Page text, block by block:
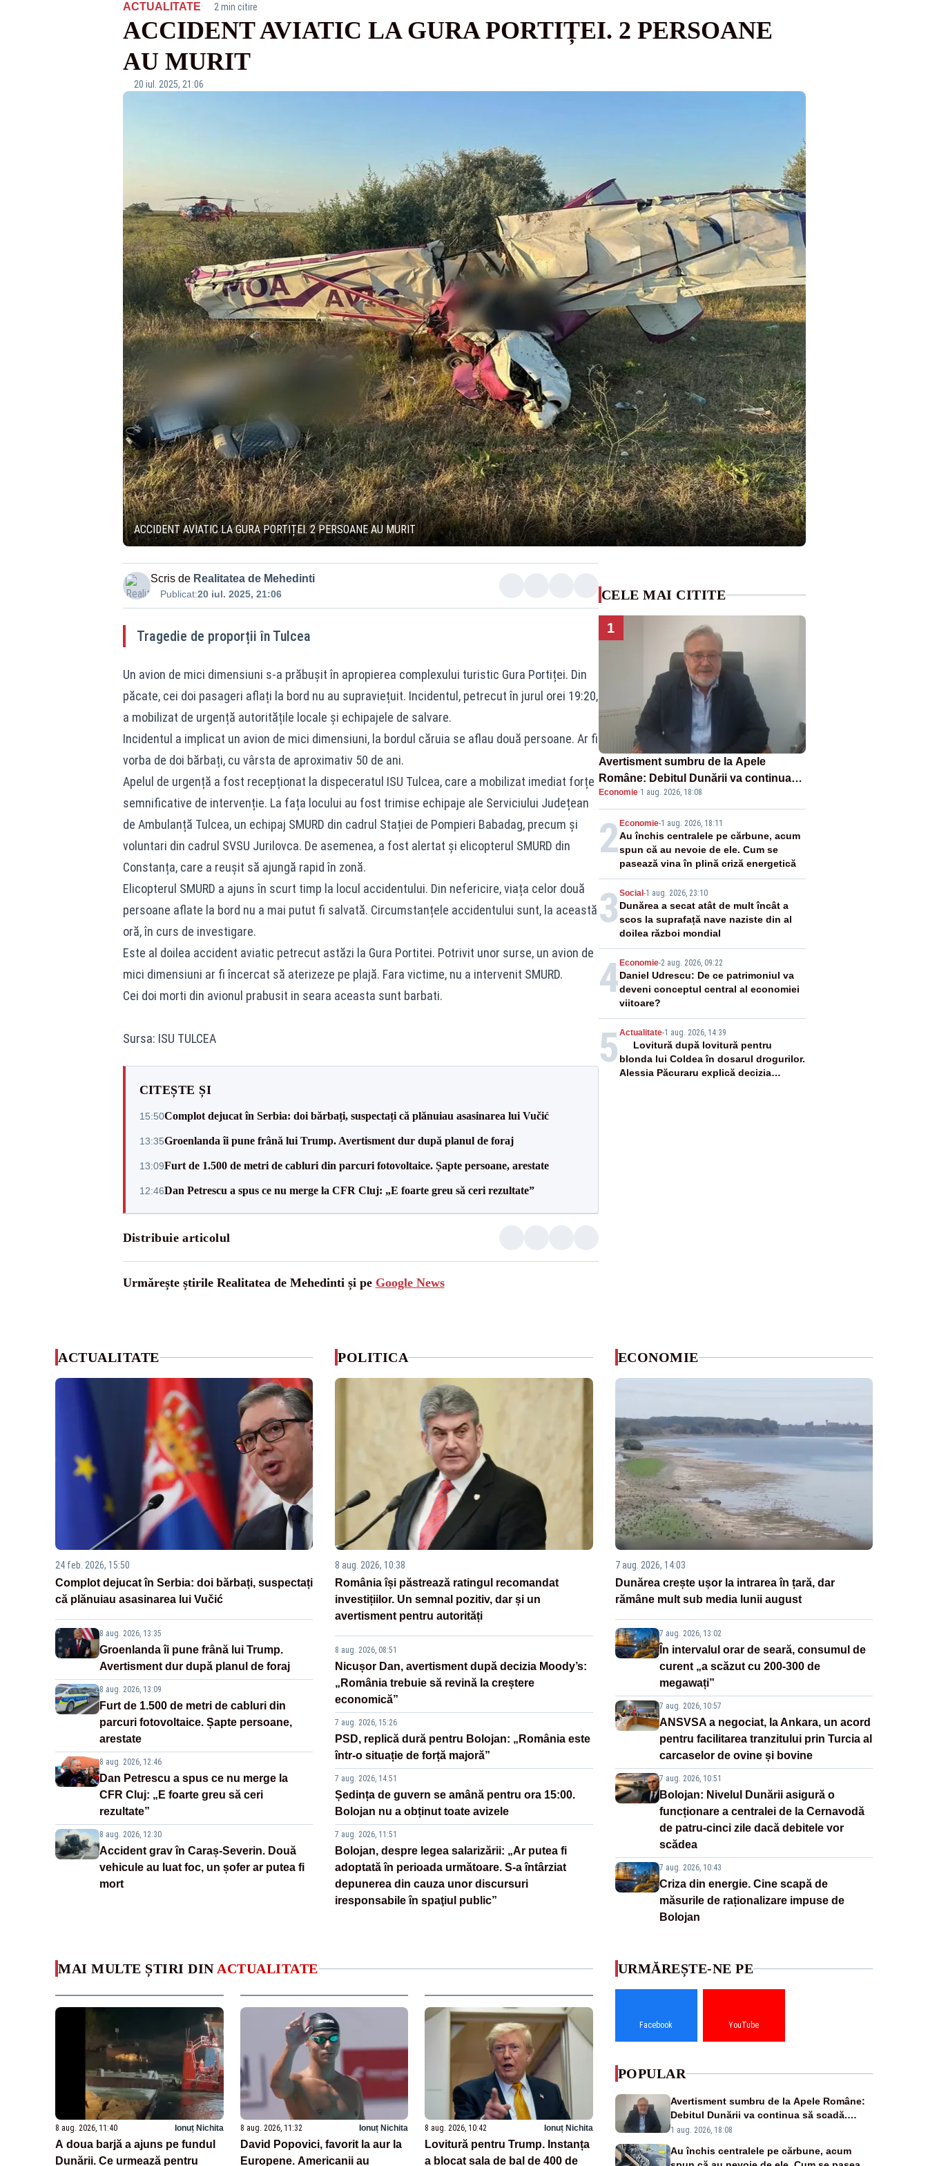
ACTUALITATE· 2 min citire
ACCIDENT AVIATIC LA GURA PORTIȚEI. 2 PERSOANE
AU MURIT
20 iul. 2025, 21:06
ACCIDENT AVIATIC LA GURA PORTIȚEI. 2 PERSOANE AU MURIT
Scris de Realitatea de Mehedinti
Publicat:20 iul. 2025, 21:06
Tragedie de proporții în Tulcea
Un avion de mici dimensiuni s-a prăbușit în apropierea complexului turistic Gura Portiței. Din
păcate, cei doi pasageri aflați la bord nu au supraviețuit. Incidentul, petrecut în jurul orei 19:20,
a mobilizat de urgență autoritățile locale și echipajele de salvare.
Incidentul a implicat un avion de mici dimensiuni, la bordul căruia se aflau două persoane. Ar fi
vorba de doi bărbați, cu vârsta de aproximativ 50 de ani.
Apelul de urgență a fost recepționat la dispeceratul ISU Tulcea, care a mobilizat imediat forțe
semnificative de intervenție. La fața locului au fost trimise echipaje ale Serviciului Județean
de Ambulanță Tulcea, un echipaj SMURD din cadrul Stației de Pompieri Babadag, precum și
voluntari din cadrul SVSU Jurilovca. De asemenea, a fost alertat și elicopterul SMURD din
Constanța, care a reușit să ajungă rapid în zonă.
Elicopterul SMURD a ajuns în scurt timp la locul accidentului. Din nefericire, viața celor două
persoane aflate la bord nu a mai putut fi salvată. Circumstanțele accidentului sunt, la această
oră, în curs de investigare.
Este al doilea accident aviatic petrecut astăzi la Gura Portitei. Potrivit unor surse, un avion de
mici dimensiuni ar fi încercat să aterizeze pe plajă. Fara victime, nu a intervenit SMURD.
Cei doi morti din avionul prabusit in seara aceasta sunt barbati.
Sursa: ISU TULCEA
CITEȘTE ȘI
15:50Complot dejucat în Serbia: doi bărbați, suspectați că plănuiau asasinarea lui Vučić
13:35Groenlanda îi pune frână lui Trump. Avertisment dur după planul de foraj
13:09Furt de 1.500 de metri de cabluri din parcuri fotovoltaice. Șapte persoane, arestate
12:46Dan Petrescu a spus ce nu merge la CFR Cluj: „E foarte greu să ceri rezultate”
Distribuie articolul
Urmărește știrile Realitatea de Mehedinti și pe Google News
CELE MAI CITITE
1
Avertisment sumbru de la Apele
Române: Debitul Dunării va continua
să scadă. Cernavodă s-ar putea închide
în 4 zile
Economie·1 aug. 2026, 18:08
2 Economie-1 aug. 2026, 18:11
Au închis centralele pe cărbune, acum
spun că au nevoie de ele. Cum se
pasează vina în plină criză energetică
3 Social -1 aug. 2026, 23:10
Dunărea a secat atât de mult încât a
scos la suprafață nave naziste din al
doilea război mondial
4 Economie-2 aug. 2026, 09:22
Daniel Udrescu: De ce patrimoniul va
deveni conceptul central al economiei
viitoare?
5 Actualitate-1 aug. 2026, 14:39
Lovitură după lovitură pentru
blonda lui Coldea în dosarul drogurilor.
Alessia Păcuraru explică decizia
ACTUALITATE
24 feb. 2026, 15:50
Complot dejucat în Serbia: doi bărbați, suspectați
că plănuiau asasinarea lui Vučić
8 aug. 2026, 13:35
Groenlanda îi pune frână lui Trump.
Avertisment dur după planul de foraj
8 aug. 2026, 13:09
Furt de 1.500 de metri de cabluri din
parcuri fotovoltaice. Șapte persoane,
arestate
8 aug. 2026, 12:46
Dan Petrescu a spus ce nu merge la
CFR Cluj: „E foarte greu să ceri
rezultate”
8 aug. 2026, 12:30
Accident grav în Caraș-Severin. Două
vehicule au luat foc, un șofer ar putea fi
mort
POLITICA
8 aug. 2026, 10:38
România își păstrează ratingul recomandat
investițiilor. Un semnal pozitiv, dar și un
avertisment pentru autorități
8 aug. 2026, 08:51
Nicușor Dan, avertisment după decizia Moody’s:
„România trebuie să revină la creștere
economică”
7 aug. 2026, 15:26
PSD, replică dură pentru Bolojan: „România este
într-o situație de forță majoră”
7 aug. 2026, 14:51
Ședința de guvern se amână pentru ora 15:00.
Bolojan nu a obținut toate avizele
7 aug. 2026, 11:51
Bolojan, despre legea salarizării: „Ar putea fi
adoptată în perioada următoare. S-a întârziat
depunerea din cauza unor discursuri
iresponsabile în spaţiul public”
ECONOMIE
7 aug. 2026, 14:03
Dunărea crește ușor la intrarea în țară, dar
rămâne mult sub media lunii august
7 aug. 2026, 13:02
În intervalul orar de seară, consumul de
curent „a scăzut cu 200-300 de
megawați”
7 aug. 2026, 10:57
ANSVSA a negociat, la Ankara, un acord
pentru facilitarea tranzitului prin Turcia al
carcaselor de ovine și bovine
7 aug. 2026, 10:51
Bolojan: Nivelul Dunării asigură o
funcționare a centralei de la Cernavodă
de patru-cinci zile dacă debitele vor
scădea
7 aug. 2026, 10:43
Criza din energie. Cine scapă de
măsurile de raționalizare impuse de
Bolojan
MAI MULTE ȘTIRI DIN ACTUALITATE
8 aug. 2026, 11:40 Ionuț Nichita
A doua barjă a ajuns pe fundul
Dunării. Ce urmează pentru
8 aug. 2026, 11:32 Ionuț Nichita
David Popovici, favorit la aur la
Europene. Americanii au
8 aug. 2026, 10:42 Ionuț Nichita
Lovitură pentru Trump. Instanța
a blocat sala de bal de 400 de
URMĂREȘTE-NE PE
Facebook YouTube
POPULAR
Avertisment sumbru de la Apele Române:
Debitul Dunării va continua să scadă.
Cernavodă s-ar putea închide în 4 zile
1 aug. 2026, 18:08
Au închis centralele pe cărbune, acum